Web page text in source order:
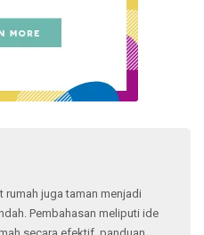
rumah juga taman menjadi
Pembahasan meliputi ide